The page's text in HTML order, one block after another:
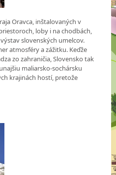
Oravca, inštalovaných v
loby i na chodbách,
slovenských umelcov.
atmosféry a zážitku. Keďže
zo zahraničia, Slovensko tak
maliarsko-sochársku
krajinách hostí, pretože